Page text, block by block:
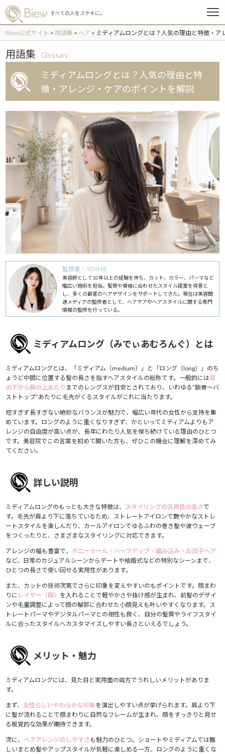
すべての人をステキに。
メ
ュ
ー
Biew公式サイト > 用語集 > ヘア > ミディアムロングとは？人気の理由と特徴・
用語集 Glossary
ミディアムロングとは？人気の理由と特
徴・アレンジ・ケアのポイントを解説
監修者：YOSHIE
美容師として10年以上の経験を持ち、カット、カラー、パーマなど
幅広い施術を担当。髪質や骨格に合わせたスタイル提案を得意と
し、多くの顧客のヘアデザインをサポートしてきた。現在は美容関
連メディアの監修者として、ヘアケアやヘアスタイルに関する専門
情報の監修を行っている。
ミディアムロング（みでぃあむろんぐ）とは
ミディアムロングとは、「ミディアム（medium）」と「ロング（long）」のち
ょうど中間に位置する髪の長さを指すヘアスタイルの総称です。一般的には肩
の下から胸の上あたり までのレングスが目安とされており、いわゆる”鎖骨〜バ
ストトップ”あたりに毛先がくるスタイルがこれに当たります。
短すぎず長すぎない絶妙なバランスが魅力で、幅広い年代の女性から支持を集
めています。ロングのように重くなりすぎず、かといってミディアムよりもア
レンジの自由度が高い点が、長年にわたり人気を保ち続けている理由のひとつ
です。美容院でこの言葉を初めて聞いた方も、ぜひこの機会に理解を深めてみ
てください。
詳しい説明
ミディアムロングのもっとも大きな特徴は、 スタイリングの汎用性の高さで
す。毛先が肩より下に落ちているため、ストレートアイロンで艶やかなストレ
ートスタイルを楽しんだり、カールアイロンでゆるふわの巻き髪や波ウェーブ
をつくったりと、さまざまなスタイリングに対応できます。
アレンジの幅も豊富で、 ポニーテール・ハーフアップ・編み込み・お団子ヘア
など、日常のカジュアルシーンからデートや結婚式などの特別なシーンまで、
ひとつの長さで使い回せる実用性があります。
また、カットの技術次第でさらに印象を変えやすいのもポイントです。顔まわ
りに レイヤー（段） を入れることで軽やかさや抜け感が生まれ、前髪のデザイ
ンや毛量調整によって顔の輪郭に合わせた小顔見えも叶いやすくなります。ス
トレートパーマやデジタルパーマとの相性も良く、自分の髪質やライフスタイ
ルに合ったスタイルへカスタマイズしやすい長さといえるでしょう。
メリット・魅力
ミディアムロングには、見た目と実用面の両方でうれしいメリットがありま
す。
まず、 女性らしいやわらかな印象を演出しやすい点が挙げられます。肩より下
に髪が流れることで顔まわりに自然なフレームが生まれ、顔をすっきりと見せ
る視覚的な効果が期待できます。
次に、 ヘアアレンジのしやすさも魅力のひとつ。ショートやミディアムでは難
しいまとめ髪やアップスタイルが気軽に楽しめる一方、ロングのように重くな